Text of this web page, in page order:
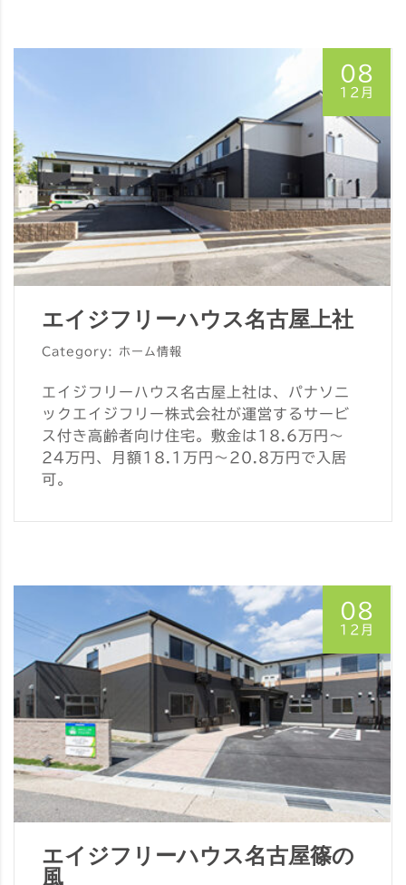
08
12月
エイジフリーハウス名古屋上社
Category: ホーム情報
エイジフリーハウス名古屋上社は、パナソニ
ックエイジフリー株式会社が運営するサービ
ス付き高齢者向け住宅。敷金は18.6万円～
24万円、月額18.1万円～20.8万円で入居
可。
08
12月
エイジフリーハウス名古屋篠の
風